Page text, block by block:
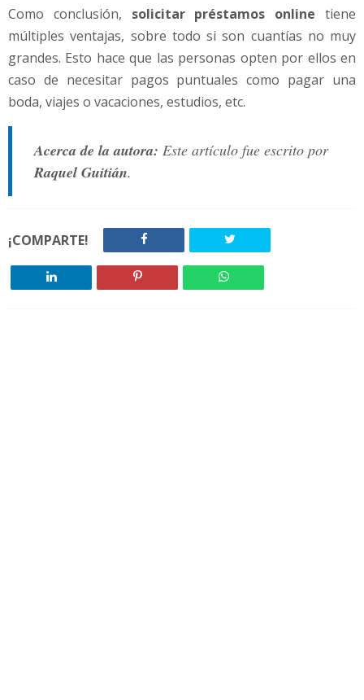
Como conclusión, solicitar préstamos online tiene
múltiples ventajas, sobre todo si son cuantías no muy
grandes. Esto hace que las personas opten por ellos en
caso de necesitar pagos puntuales como pagar una
boda, viajes o vacaciones, estudios, etc.
Acerca de la autora: Este artículo fue escrito por
Raquel Guitián.
¡COMPARTE!